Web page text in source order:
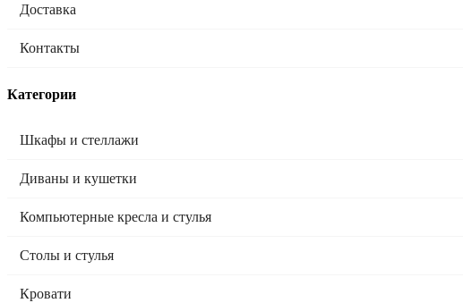
Доставка
Контакты
Категории
Шкафы и стеллажи
Диваны и кушетки
Компьютерные кресла и стулья
Столы и стулья
Кровати